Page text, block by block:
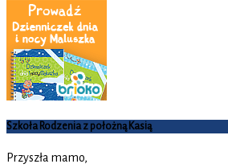
Szkoła Rodzenia z położną Kasią
Przyszła mamo,